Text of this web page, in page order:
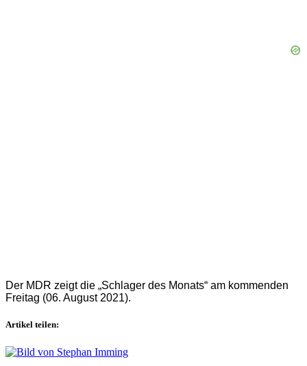
Der MDR zeigt die „Schlager des Monats“ am kommenden
Freitag (06. August 2021).
Artikel teilen: